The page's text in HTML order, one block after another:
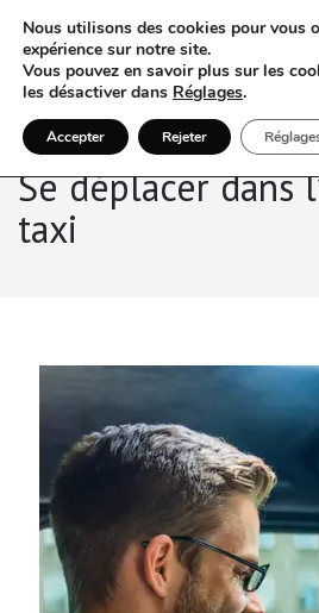
Se déplacer dans
taxi
Nous utilisons des cookies pour vous
expérience sur notre site.
Vous pouvez en savoir plus sur les
les désactiver dans Réglages.
Accepter Rejeter